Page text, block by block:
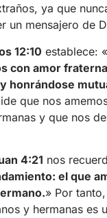
ya que
un mensajero de
12:10 establece: «
con amor
honrándose
que nos
y que nos
4:21 nos
el que
» Por
y hermanas es